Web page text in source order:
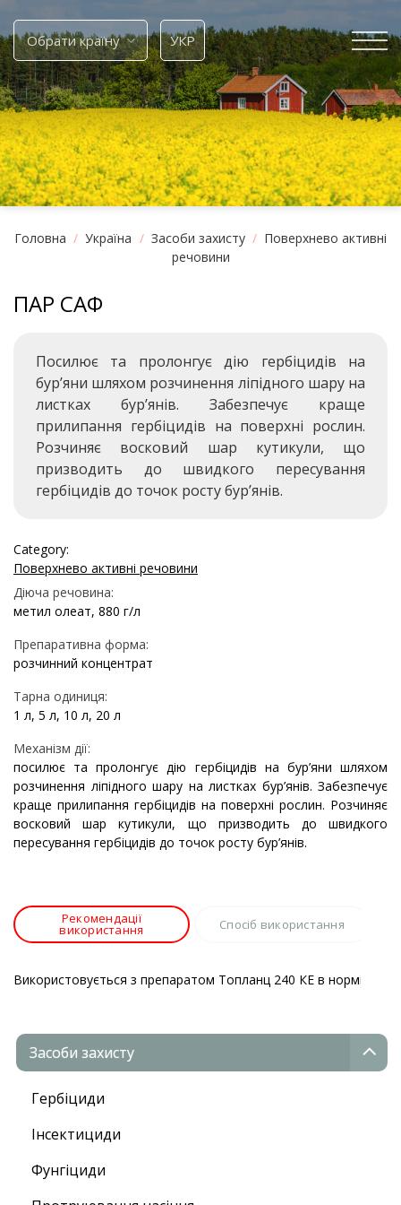
to
content
Обрати країну УКР
Головна / Україна / Засоби захисту / Поверхнево активні
речовини
Засоби захисту
Гербіциди
Інсектициди
Фунгіциди
ПАР САФ
Посилює та пролонгує дію гербіцидів на
бур’яни шляхом розчинення ліпідного шару на
листках бур’янів. Забезпечує краще
прилипання гербіцидів на поверхні рослин.
Розчиняє восковий шар кутикули, що
призводить до швидкого пересування
гербіцидів до точок росту бур’янів.
Category:
Поверхнево активні речовини
Діюча речовина:
метил олеат, 880 г/л
Препаративна форма:
розчинний концентрат
Тарна одиниця:
1 л, 5 л, 10 л, 20 л
Механізм дії:
посилює та пролонгує дію гербіцидів на бур’яни шляхом
розчинення ліпідного шару на листках бур’янів. Забезпечує
краще прилипання гербіцидів на поверхні рослин. Розчиняє
восковий шар кутикули, що призводить до швидкого
пересування гербіцидів до точок росту бур’янів.
Рекомендації
використання Спосіб використання
Використовується з препаратом Топланц 240 КЕ в нормі 1:1.